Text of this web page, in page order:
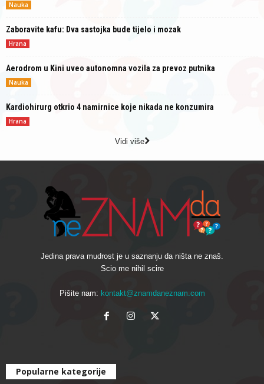
Nauka
Zaboravite kafu: Dva sastojka bude tijelo i mozak
Hrana
Aerodrom u Kini uveo autonomna vozila za prevoz putnika
Nauka
Kardiohirurg otkrio 4 namirnice koje nikada ne konzumira
Hrana
Vidi više
Jedina prava mudrost je u saznanju da ništa ne znaš.
Scio me nihil scire
Pišite nam: kontakt@znamdaneznam.com
Popularne kategorije